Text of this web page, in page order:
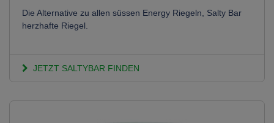
Die Alternative zu allen süssen Energy Riegeln, Salty Bar
herzhafte Riegel.
JETZT SALTYBAR FINDEN